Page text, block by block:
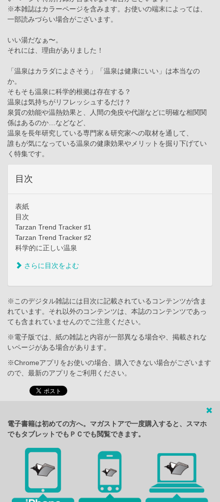
※本雑誌はカラーページを含みます。お使いの端末によっては、
一部読みづらい場合がございます。
いい湯だなぁ〜。
それには、理由がありました！
「温泉はカラダによさそう」「温泉は健康にいい」は本当なの
か。
そもそも温泉に科学的根拠は存在する？
温泉は気持ちがリフレッシュするだけ？
泉質の効能や温熱効果と、人間の免疫や代謝などに明確な相関関
係はあるのか…などなど、
温泉を長年研究している専門家＆研究家への取材を通して、
誰もが気になっている温泉の健康効果やメリットを掘り下げてい
く特集です。
目次
表紙
目次
Tarzan Trend Tracker ♯1
Tarzan Trend Tracker ♯2
科学的に正しい温泉
さらに目次をよむ
※このデジタル雑誌には目次に記載されているコンテンツが含ま
れています。それ以外のコンテンツは、本誌のコンテンツであっ
ても含まれていませんのでご注意ください。
※電子版では、紙の雑誌と内容が一部異なる場合や、掲載されな
いページがある場合があります。
※Chromeアプリをお使いの場合、購入できない場合がございます
ので、最新のアプリをご利用ください。
電子書籍は初めての方へ。マガストアで一度購入すると、スマホ
でもタブレットでもＰＣでも閲覧できます。